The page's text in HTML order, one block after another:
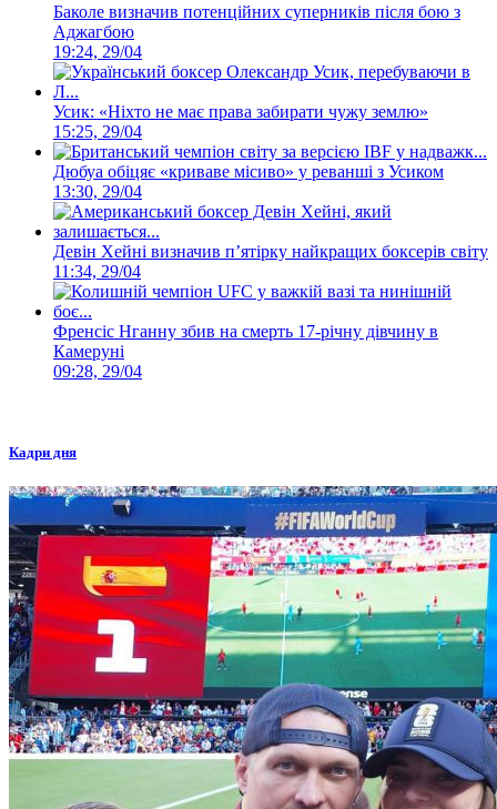
Баколе визначив потенційних суперників після бою з
Аджагбою
19:24, 29/04
Усик: «Ніхто не має права забирати чужу землю»
15:25, 29/04
Дюбуа обіцяє «криваве місиво» у реванші з Усиком
13:30, 29/04
Девін Хейні визначив п’ятірку найкращих боксерів світу
11:34, 29/04
Френсіс Нганну збив на смерть 17-річну дівчину в
Камеруні
09:28, 29/04
Кадри дня